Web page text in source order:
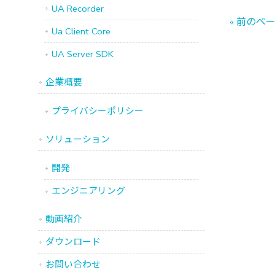
« 前のペ
UA Recorder
Ua Client Core
UA Server SDK
企業概要
プライバシーポリシー
ソリューション
開発
エンジニアリング
動画紹介
ダウンロード
お問い合わせ